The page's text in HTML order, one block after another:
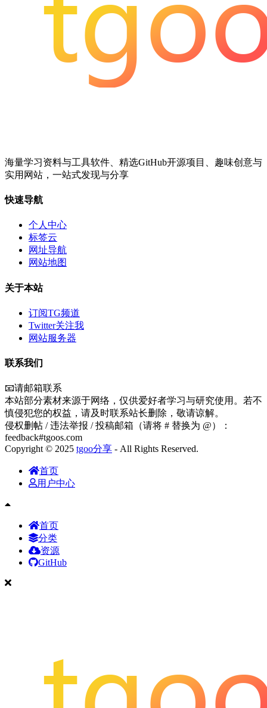
海量学习资料与工具软件、精选GitHub开源项目、趣味创意与
实用网站，一站式发现与分享
快速导航
个人中心
标签云
网址导航
网站地图
关于本站
订阅TG频道
Twitter关注我
网站服务器
联系我们
📧请邮箱联系
本站部分素材来源于网络，仅供爱好者学习与研究使用。若不
慎侵犯您的权益，请及时联系站长删除，敬请谅解。
侵权删帖 / 违法举报 / 投稿邮箱（请将 # 替换为 @）：
feedback#tgoos.com
Copyright © 2025 tgoo分享 - All Rights Reserved.
首页
用户中心
首页
分类
资源
GitHub